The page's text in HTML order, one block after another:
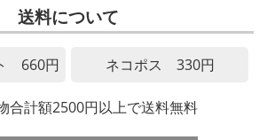
送料について
660円 ネコポス 330円
合計額2500円以上で送料無料